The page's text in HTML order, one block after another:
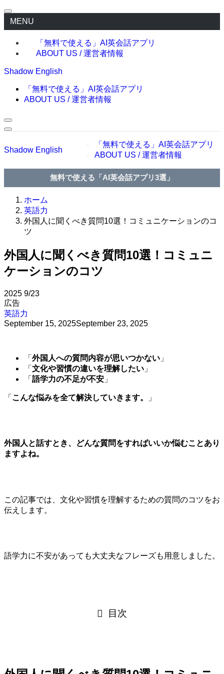
MENU
「無料で使える」AI英会話アプリ
ABOUT US / 運営者情報
Shadow English
「無料で使える」AI英会話アプリ
ABOUT US / 運営者情報
Shadow English
「無料で使える」AI英会話アプリ
ABOUT US / 運営者情報
無料で使える「AI英会話アプリ3選」
ホーム
英語力
外国人に聞くべき質問10選！コミュニケーションのコ
ツ
外国人に聞くべき質問10選！コミュニ
ケーションのコツ
2025 9/23
広告
英語力
September 15, 2025September 23, 2025
「 外国人への質問内容が思いつかない 」
「 文化や習慣の違いを理解したい 」
「 語学力の不足が不安 」
「 こんな悩みを全て解決していきます。 」
外国人と話すとき、どんな質問をすればいいか悩むことあり
ますよね。
この記事では、文化や習慣を理解するための質問のコツをお
伝えします。
語学力に不安があっても大丈夫なフレーズも用意しました。
目次